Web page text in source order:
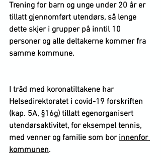
Trening for barn og unge under 20 år er
tillatt gjennomført utendørs, så lenge
dette skjer i grupper på inntil 10
personer og alle deltakerne kommer fra
samme kommune.
I tråd med koronatiltakene har
Helsedirektoratet i covid-19 forskriften
(kap. 5A, §16g) tillatt egenorganisert
utendørsaktivitet, for eksempel tennis,
med venner og familie som bor innenfor
kommunen.